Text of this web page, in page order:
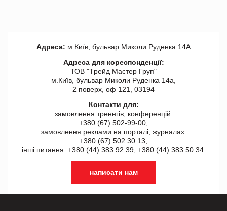
Адреса: м.Київ, бульвар Миколи Руденка 14А
Адреса для кореспонденції:
ТОВ "Tрейд Мастер Груп"
м.Київ, бульвар Миколи Руденка 14а,
2 поверх, оф 121, 03194
Контакти для:
замовлення треннгів, конференцій:
+380 (67) 502-99-00,
замовлення реклами на порталі, журналах:
+380 (67) 502 30 13,
інші питання: +380 (44) 383 92 39, +380 (44) 383 50 34.
написати нам